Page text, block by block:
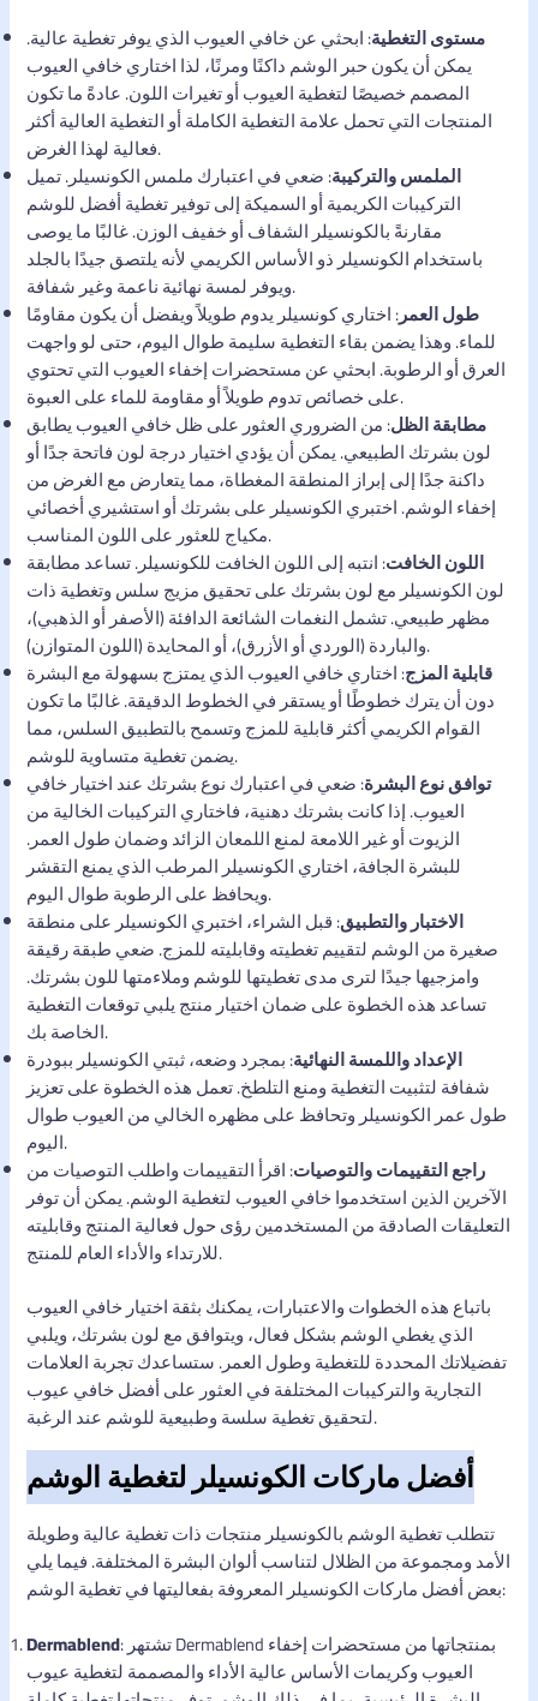
مستوى التغطية: ابحثي عن خافي العيوب الذي يوفر تغطية عالية.
يمكن أن يكون حبر الوشم داكنًا ومرنًا، لذا اختاري خافي العيوب
المصمم خصيصًا لتغطية العيوب أو تغيرات اللون. عادةً ما تكون
المنتجات التي تحمل علامة التغطية الكاملة أو التغطية العالية أكثر
فعالية لهذا الغرض.
الملمس والتركيبة: ضعي في اعتبارك ملمس الكونسيلر. تميل
التركيبات الكريمية أو السميكة إلى توفير تغطية أفضل للوشم
مقارنةً بالكونسيلر الشفاف أو خفيف الوزن. غالبًا ما يوصى
باستخدام الكونسيلر ذو الأساس الكريمي لأنه يلتصق جيدًا بالجلد
ويوفر لمسة نهائية ناعمة وغير شفافة.
طول العمر: اختاري كونسيلر يدوم طويلاً ويفضل أن يكون مقاومًا
للماء. وهذا يضمن بقاء التغطية سليمة طوال اليوم، حتى لو واجهت
العرق أو الرطوبة. ابحثي عن مستحضرات إخفاء العيوب التي تحتوي
على خصائص تدوم طويلاً أو مقاومة للماء على العبوة.
مطابقة الظل: من الضروري العثور على ظل خافي العيوب يطابق
لون بشرتك الطبيعي. يمكن أن يؤدي اختيار درجة لون فاتحة جدًا أو
داكنة جدًا إلى إبراز المنطقة المغطاة، مما يتعارض مع الغرض من
إخفاء الوشم. اختبري الكونسيلر على بشرتك أو استشيري أخصائي
مكياج للعثور على اللون المناسب.
اللون الخافت: انتبه إلى اللون الخافت للكونسيلر. تساعد مطابقة
لون الكونسيلر مع لون بشرتك على تحقيق مزيج سلس وتغطية ذات
مظهر طبيعي. تشمل النغمات الشائعة الدافئة (الأصفر أو الذهبي)،
والباردة (الوردي أو الأزرق)، أو المحايدة (اللون المتوازن).
قابلية المزج: اختاري خافي العيوب الذي يمتزج بسهولة مع البشرة
دون أن يترك خطوطًا أو يستقر في الخطوط الدقيقة. غالبًا ما تكون
القوام الكريمي أكثر قابلية للمزج وتسمح بالتطبيق السلس، مما
يضمن تغطية متساوية للوشم.
توافق نوع البشرة: ضعي في اعتبارك نوع بشرتك عند اختيار خافي
العيوب. إذا كانت بشرتك دهنية، فاختاري التركيبات الخالية من
الزيوت أو غير اللامعة لمنع اللمعان الزائد وضمان طول العمر.
للبشرة الجافة، اختاري الكونسيلر المرطب الذي يمنع التقشر
ويحافظ على الرطوبة طوال اليوم.
الاختبار والتطبيق: قبل الشراء، اختبري الكونسيلر على منطقة
صغيرة من الوشم لتقييم تغطيته وقابليته للمزج. ضعي طبقة رقيقة
وامزجيها جيدًا لترى مدى تغطيتها للوشم وملاءمتها للون بشرتك.
تساعد هذه الخطوة على ضمان اختيار منتج يلبي توقعات التغطية
الخاصة بك.
الإعداد واللمسة النهائية: بمجرد وضعه، ثبتي الكونسيلر ببودرة
شفافة لتثبيت التغطية ومنع التلطخ. تعمل هذه الخطوة على تعزيز
طول عمر الكونسيلر وتحافظ على مظهره الخالي من العيوب طوال
اليوم.
راجع التقييمات والتوصيات: اقرأ التقييمات واطلب التوصيات من
الآخرين الذين استخدموا خافي العيوب لتغطية الوشم. يمكن أن توفر
التعليقات الصادقة من المستخدمين رؤى حول فعالية المنتج وقابليته
للارتداء والأداء العام للمنتج.
باتباع هذه الخطوات والاعتبارات، يمكنك بثقة اختيار خافي العيوب
الذي يغطي الوشم بشكل فعال، ويتوافق مع لون بشرتك، ويلبي
تفضيلاتك المحددة للتغطية وطول العمر. ستساعدك تجربة العلامات
التجارية والتركيبات المختلفة في العثور على أفضل خافي عيوب
لتحقيق تغطية سلسة وطبيعية للوشم عند الرغبة.
أفضل ماركات الكونسيلر لتغطية الوشم
تتطلب تغطية الوشم بالكونسيلر منتجات ذات تغطية عالية وطويلة
الأمد ومجموعة من الظلال لتناسب ألوان البشرة المختلفة. فيما يلي
بعض أفضل ماركات الكونسيلر المعروفة بفعاليتها في تغطية الوشم:
Dermablend: تشتهر Dermablend بمنتجاتها من مستحضرات إخفاء
العيوب وكريمات الأساس عالية الأداء والمصممة لتغطية عيوب